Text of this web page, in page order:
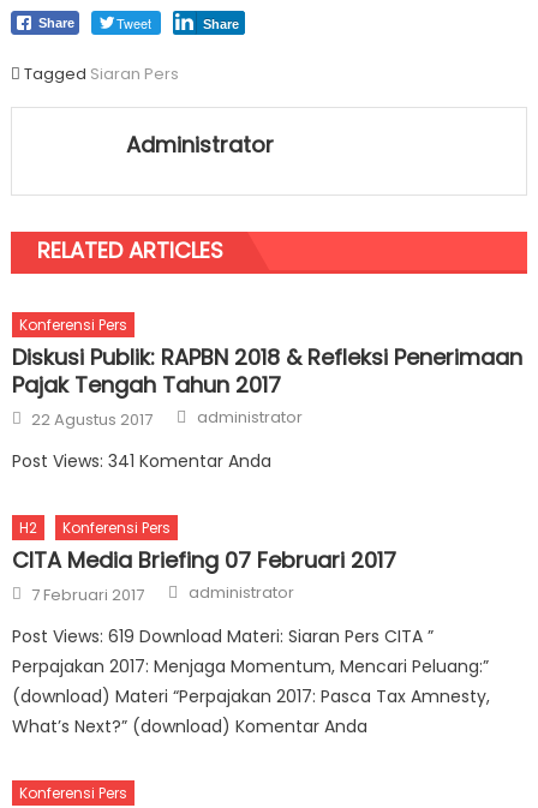
Share Tweet Share
Tagged Siaran Pers
Administrator
RELATED ARTICLES
Konferensi Pers
Diskusi Publik: RAPBN 2018 & Refleksi Penerimaan
Pajak Tengah Tahun 2017
Posted on
22 Agustus 2017 Author
administrator
Post Views: 341 Komentar Anda
H2 Konferensi Pers
CITA Media Briefing 07 Februari 2017
Posted on
7 Februari 2017 Author
administrator
Post Views: 619 Download Materi: Siaran Pers CITA ”
Perpajakan 2017: Menjaga Momentum, Mencari Peluang:”
(download) Materi “Perpajakan 2017: Pasca Tax Amnesty,
What’s Next?” (download) Komentar Anda
Konferensi Pers